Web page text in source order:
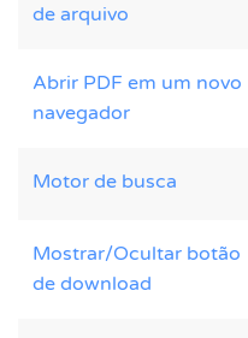
de arquivo
Abrir PDF em um novo
navegador
Motor de busca
Mostrar/Ocultar botão
de download